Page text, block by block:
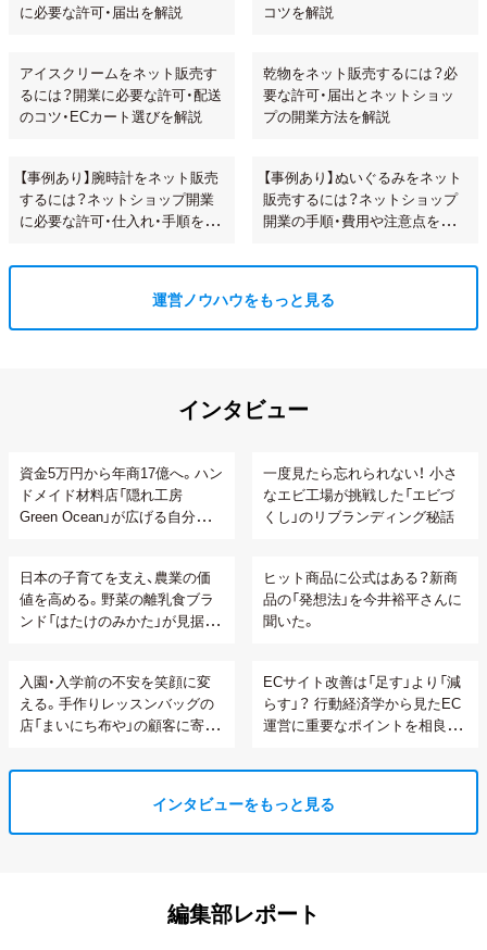
に必要な許可・届出を解説
コツを解説
アイスクリームをネット販売す
るには？開業に必要な許可・配送
のコツ・ECカート選びを解説
乾物をネット販売するには？必
要な許可・届出とネットショッ
プの開業方法を解説
【事例あり】腕時計をネット販売
するには？ネットショップ開業
に必要な許可・仕入れ・手順を解
【事例あり】ぬいぐるみをネット
販売するには？ネットショップ
開業の手順・費用や注意点を解
運営ノウハウをもっと見る
インタビュー
資金5万円から年商17億へ。ハン
ドメイド材料店「隠れ工房
Green Ocean」が広げる自分らし
一度見たら忘れられない！ 小さ
なエビ工場が挑戦した「エビづ
くし」のリブランディング秘話
日本の子育てを支え、農業の価
値を高める。野菜の離乳食ブラ
ンド「はたけのみかた」が見据え
ヒット商品に公式はある？新商
品の「発想法」を今井裕平さんに
聞いた。
入園・入学前の不安を笑顔に変
える。手作りレッスンバッグの
店「まいにち布や」の顧客に寄り
ECサイト改善は「足す」より「減
らす」？ 行動経済学から見たEC
運営に重要なポイントを相良さ
インタビューをもっと見る
編集部レポート